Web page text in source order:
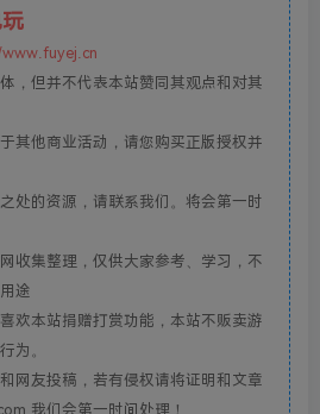
，但并不代表本站赞同其观点和对其
其他商业活动，请您购买正版授权并
处的资源，请联系我们。将会第一时
收集整理，仅供大家参考、学习，不
途
欢本站捐赠打赏功能，本站不贩卖游
为。
网友投稿，若有侵权请将证明和文章
我们会第一时间处理！